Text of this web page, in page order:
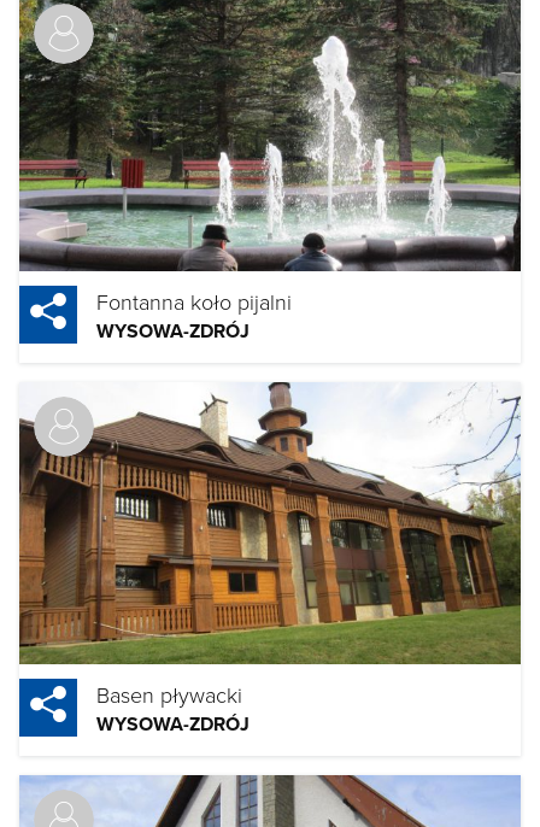
Fontanna koło pijalni
WYSOWA-ZDRÓJ
Basen pływacki
WYSOWA-ZDRÓJ